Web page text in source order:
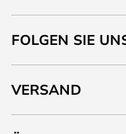
FOLGEN SIE
VERSAND